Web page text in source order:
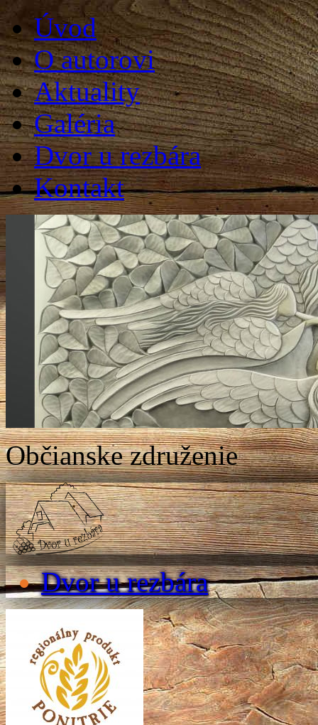
Úvod
O autorovi
Aktuality
Galéria
Dvor u rezbára
Kontakt
Občianske združenie
Dvor u rezbára